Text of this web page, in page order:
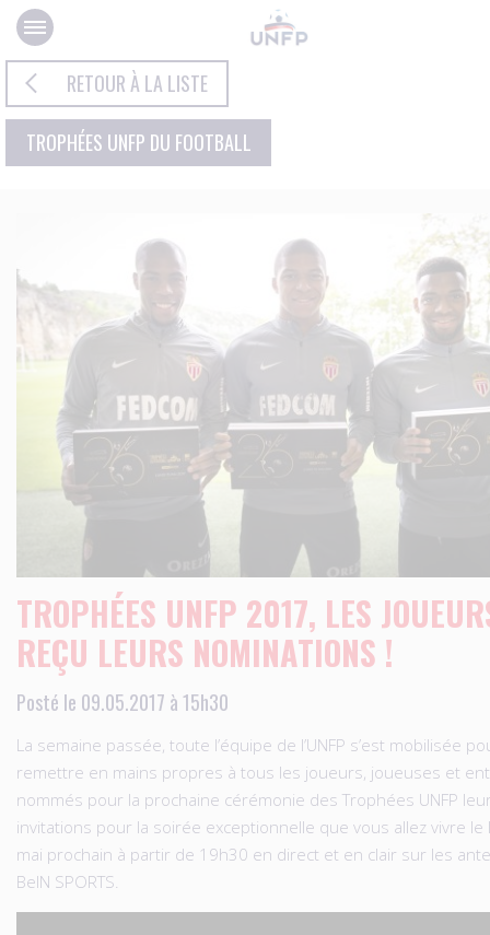
Panneau de gestion des cookies
RETOUR À LA LISTE
TROPHÉES UNFP DU FOOTBALL
TROPHÉES UNFP 2017, LES
REÇU LEURS NOMINATIONS !
Posté le 09.05.2017 à 15h30
La semaine passée, toute l’équipe de l’UNFP s’est mobilisée
remettre en mains propres à tous les joueurs, joueuses et
nommés pour la prochaine cérémonie des Trophées UNFP
invitations pour la soirée exceptionnelle que vous allez vivre le
mai prochain à partir de 19h30 en direct et en clair sur les
BeIN SPORTS.